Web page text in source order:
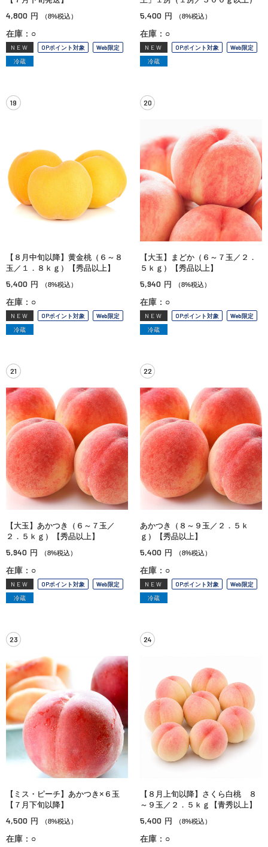
4,800 円 （8%税込）
在庫：○
NEW OPポイント対象
Web限定
冷蔵
5,400 円 （8%税込）
在庫：○
NEW OPポイント対象
Web限定
冷蔵
19
【８月中旬以降】黄金桃（６～８
玉／１．８ｋｇ）【秀品以上】
5,400 円 （8%税込）
在庫：○
NEW OPポイント対象
Web限定
冷蔵
20
【大玉】まどか（６～７玉／２．
５ｋｇ）【秀品以上】
5,940 円 （8%税込）
在庫：○
NEW OPポイント対象
Web限定
冷蔵
21
【大玉】あかつき（６～７玉／
２．５ｋｇ）【秀品以上】
5,940 円 （8%税込）
在庫：○
NEW OPポイント対象
Web限定
冷蔵
22
あかつき（８～９玉／２．５ｋ
ｇ）【秀品以上】
5,400 円 （8%税込）
在庫：○
NEW OPポイント対象
Web限定
冷蔵
23
【ミス・ピーチ】あかつき×６玉
【７月下旬以降】
4,500 円 （8%税込）
在庫：○
24
【８月上旬以降】さくら白桃 ８
～９玉／２．５ｋｇ【青秀以上】
5,400 円 （8%税込）
在庫：○